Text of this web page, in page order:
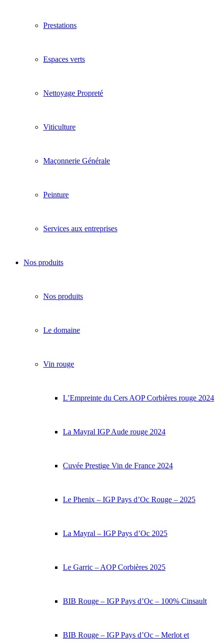
Prestations
Espaces verts
Nettoyage Propreté
Viticulture
Maçonnerie Générale
Peinture
Services aux entreprises
Nos produits
Nos produits
Le domaine
Vin rouge
L’Empreinte du Cers AOP Corbières rouge 2024
La Mayral IGP Aude rouge 2024
Cuvée Prestige Vin de France 2024
Le Phenix – IGP Pays d’Oc Rouge – 2025
La Mayral – IGP Pays d’Oc 2025
Le Garric – AOP Corbières 2025
BIB Rouge – IGP Pays d’Oc – 100% Cinsault
BIB Rouge – IGP Pays d’Oc – Merlot et